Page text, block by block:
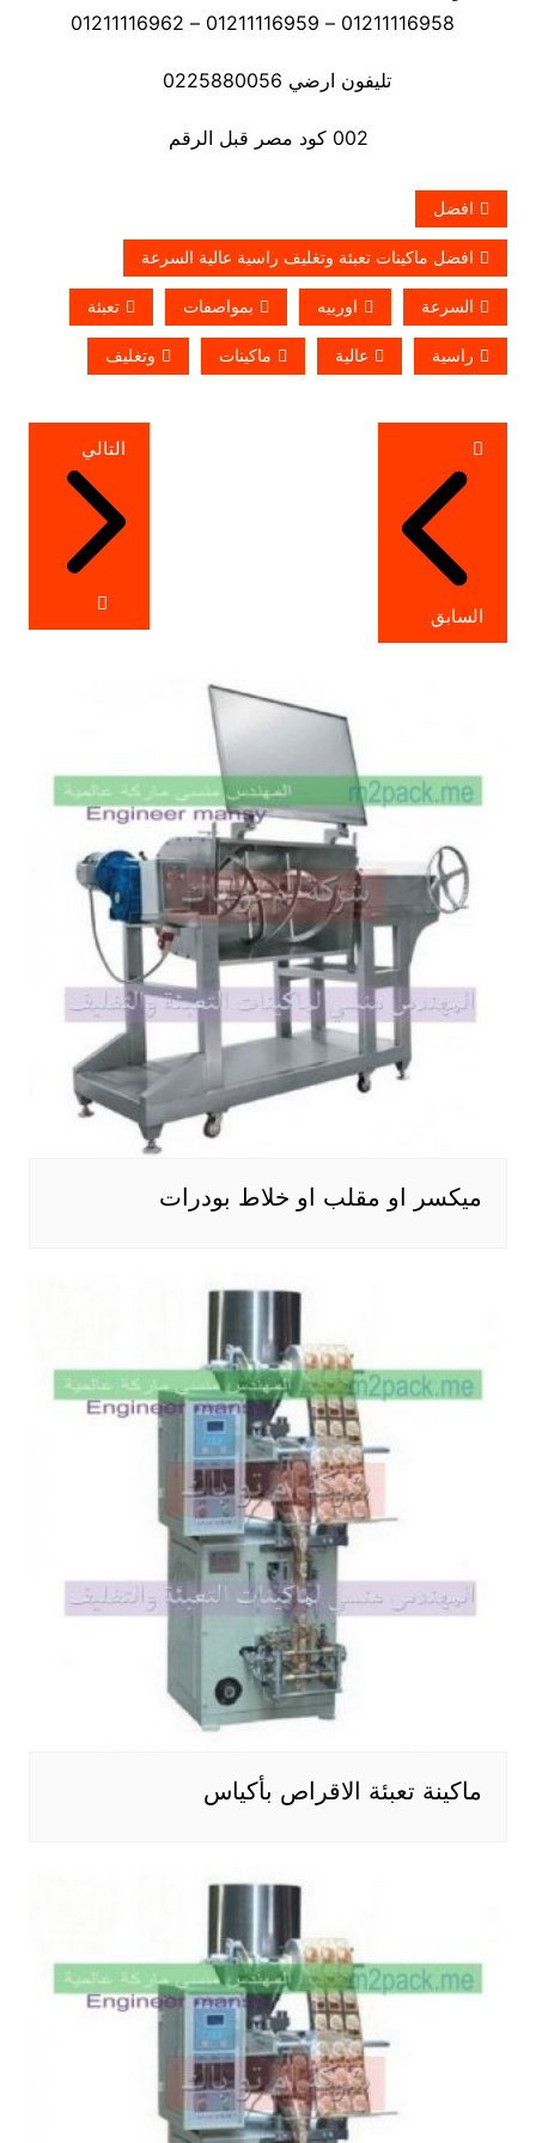
تليفون ارضي 0225880056
002 كود مصر قبل الرقم
افضل
افضل ماكينات تعبئة وتغليف راسية عالية السرعة
السرعة اوربيه بمواصفات تعبئة
راسية عالية ماكينات وتغليف
تصفّح
المقالات
السابق
التالي
ميكسر او مقلب او خلاط بودرات
ماكينة تعبئة الاقراص بأكياس